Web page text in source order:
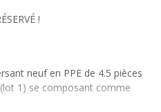
!
neuf en PPE de 4.5 pièces
1) se composant comme